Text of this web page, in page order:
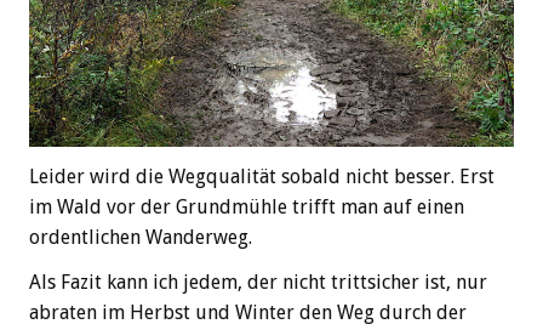
Leider wird die Wegqualität sobald nicht besser. Erst
im Wald vor der Grundmühle trifft man auf einen
ordentlichen Wanderweg.
Als Fazit kann ich jedem, der nicht trittsicher ist, nur
abraten im Herbst und Winter den Weg durch der